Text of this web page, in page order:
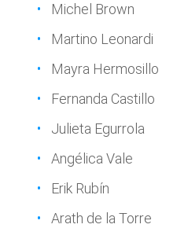
Michel Brown
Martino Leonardi
Mayra Hermosillo
Fernanda Castillo
Julieta Egurrola
Angélica Vale
Erik Rubín
Arath de la Torre